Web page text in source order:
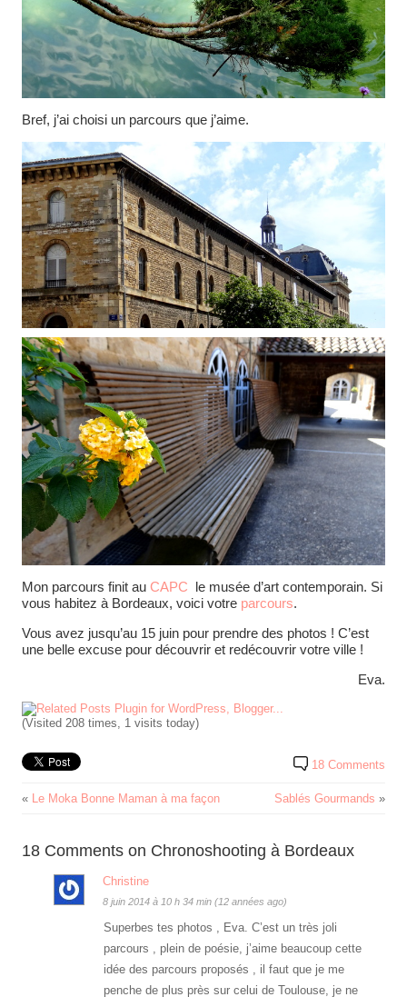
Bref, j’ai choisi un parcours que j’aime.
Mon parcours finit au CAPC le musée d’art contemporain. Si
vous habitez à Bordeaux, voici votre parcours.
Vous avez jusqu’au 15 juin pour prendre des photos ! C’est
une belle excuse pour découvrir et redécouvrir votre ville !
Eva.
(Visited 208 times, 1 visits today)
18 Comments
« Le Moka Bonne Maman à ma façon Sablés Gourmands »
18 Comments on Chronoshooting à Bordeaux
Christine
8 juin 2014 à 10 h 34 min (12 années ago)
Superbes tes photos , Eva. C’est un très joli
parcours , plein de poésie, j’aime beaucoup cette
idée des parcours proposés , il faut que je me
penche de plus près sur celui de Toulouse, je ne